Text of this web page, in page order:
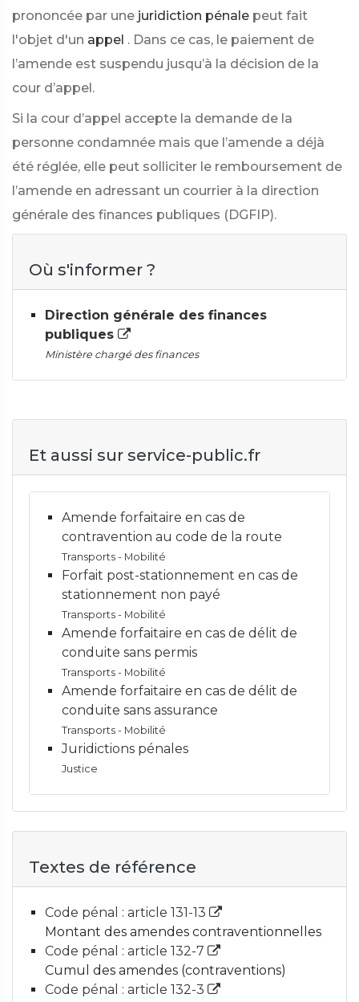
prononcée par une juridiction pénale peut fait
l'objet d'un appel . Dans ce cas, le paiement de
l’amende est suspendu jusqu’à la décision de la
cour d’appel.
Si la cour d’appel accepte la demande de la
personne condamnée mais que l’amende a déjà
été réglée, elle peut solliciter le remboursement de
l’amende en adressant un courrier à la direction
générale des finances publiques (DGFIP).
Où s'informer ?
Direction générale des finances
publiques
Ministère chargé des finances
Et aussi sur service-public.fr
Amende forfaitaire en cas de
contravention au code de la route
Transports - Mobilité
Forfait post-stationnement en cas de
stationnement non payé
Transports - Mobilité
Amende forfaitaire en cas de délit de
conduite sans permis
Transports - Mobilité
Amende forfaitaire en cas de délit de
conduite sans assurance
Transports - Mobilité
Juridictions pénales
Justice
Textes de référence
Code pénal : article 131-13
Montant des amendes contraventionnelles
Code pénal : article 132-7
Cumul des amendes (contraventions)
Code pénal : article 132-3